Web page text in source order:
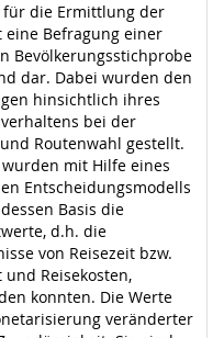
für die Ermittlung der
Befragung einer
Bevölkerungsstichprobe
dar. Dabei wurden den
hinsichtlich ihres
bei der
Routenwahl gestellt.
mit Hilfe eines
Entscheidungsmodells
Basis die
d.h. die
von Reisezeit bzw.
Reisekosten,
konnten. Die Werte
veränderter